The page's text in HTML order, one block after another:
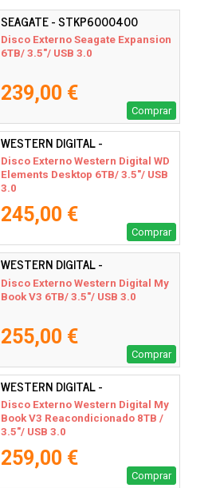
SEAGATE - STKP6000400
Disco Externo Seagate Expansion
6TB/ 3.5"/ USB 3.0
239,00 €
Comprar
WESTERN DIGITAL -
WDBWLG0060HBK-EESN
Disco Externo Western Digital WD
Elements Desktop 6TB/ 3.5"/ USB
3.0
245,00 €
Comprar
WESTERN DIGITAL -
WDBBGB0060HBK-EESN
Disco Externo Western Digital My
Book V3 6TB/ 3.5"/ USB 3.0
255,00 €
Comprar
WESTERN DIGITAL -
Disco Externo Western Digital My
Book V3 Reacondicionado 8TB /
3.5"/ USB 3.0
259,00 €
Comprar